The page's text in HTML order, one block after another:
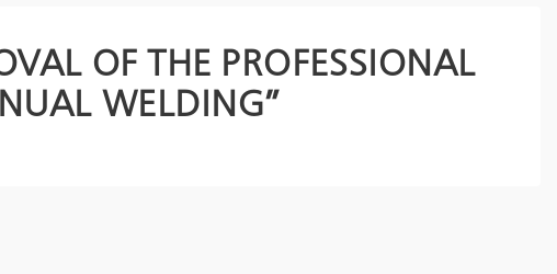
OF THE PROFESSIONAL
WELDING”